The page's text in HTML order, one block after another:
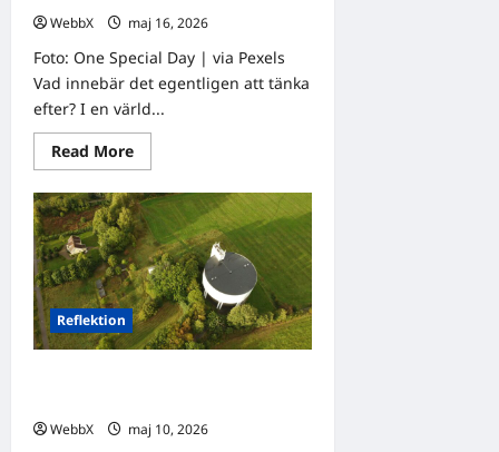
WebbX
maj 16, 2026
Foto: One Special Day | via Pexels
Vad innebär det egentligen att tänka
efter? I en värld...
Read MoreRead
more
Dagens
tanke:
Att
tänka
efter
i
en
tid
av
förändring
Reflektion
WebbX
maj 10, 2026